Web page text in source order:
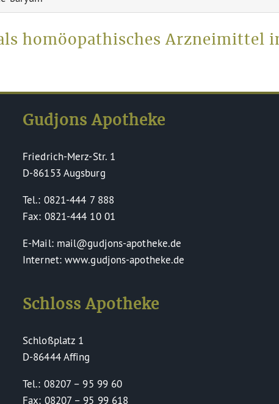
homöopathisches Arzneimittel
Gudjons Apotheke
Friedrich-Merz-Str. 1
D-86153 Augsburg
Tel.: 0821-444 7 888
Fax: 0821-444 10 01
E-Mail: mail@gudjons-apotheke.de
Internet: www.gudjons-apotheke.de
Schloss Apotheke
Schloßplatz 1
D-86444 Affing
Tel.: 08207 – 95 99 60
Fax: 08207 – 95 99 618